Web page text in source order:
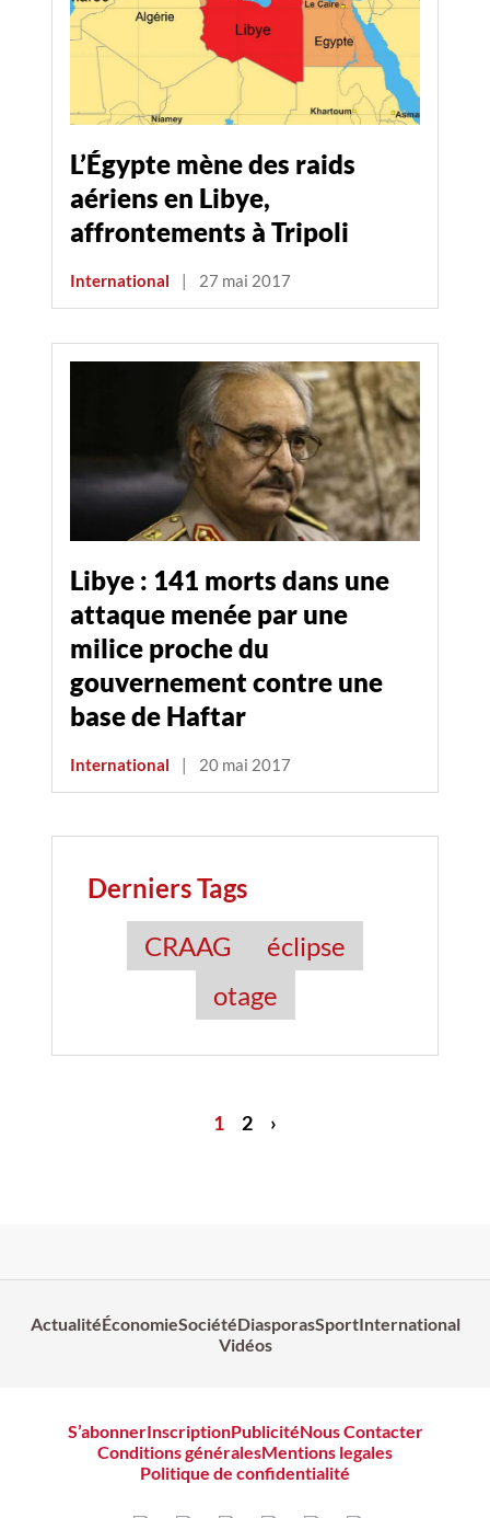
L’Égypte mène des raids
aériens en Libye,
affrontements à Tripoli
International | 27 mai 2017
Libye : 141 morts dans une
attaque menée par une
milice proche du
gouvernement contre une
base de Haftar
International | 20 mai 2017
Derniers Tags
CRAAG
éclipse
otage
1 2 ›
ActualitéÉconomieSociétéDiasporasSportInternational
Vidéos
S’abonnerInscriptionPublicitéNous Contacter
Conditions généralesMentions legales
Politique de confidentialité